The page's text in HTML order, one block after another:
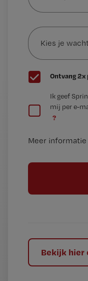
je
mailadres?
Kies
je
wachtwoord
G
e
t
Ontvang
e
t
l
Ik geef
mij per e-
?
Meer
Bekijk hier